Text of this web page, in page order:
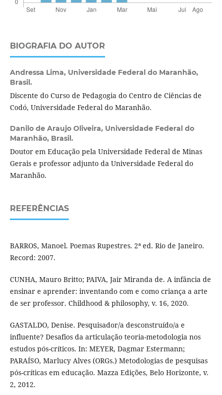
BIOGRAFIA DO AUTOR
Andressa Lima, Universidade Federal do Maranhão,
Brasil.
Discente do Curso de Pedagogia do Centro de Ciências de
Codó, Universidade Federal do Maranhão.
Danilo de Araujo Oliveira, Universidade Federal do
Maranhão, Brasil.
Doutor em Educação pela Universidade Federal de Minas
Gerais e professor adjunto da Universidade Federal do
Maranhão.
REFERÊNCIAS
BARROS, Manoel. Poemas Rupestres. 2ª ed. Rio de Janeiro.
Record: 2007.
CUNHA, Mauro Britto; PAIVA, Jair Miranda de. A infância de
ensinar e aprender: inventando com e como criança a arte
de ser professor. Childhood & philosophy, v. 16, 2020.
GASTALDO, Denise. Pesquisador/a desconstruído/a e
influente? Desafios da articulação teoria-metodologia nos
estudos pós-críticos. In: MEYER, Dagmar Estermann;
PARAÍSO, Marlucy Alves (ORGs.) Metodologias de pesquisas
pós-críticas em educação. Mazza Edições, Belo Horizonte, v.
2, 2012.